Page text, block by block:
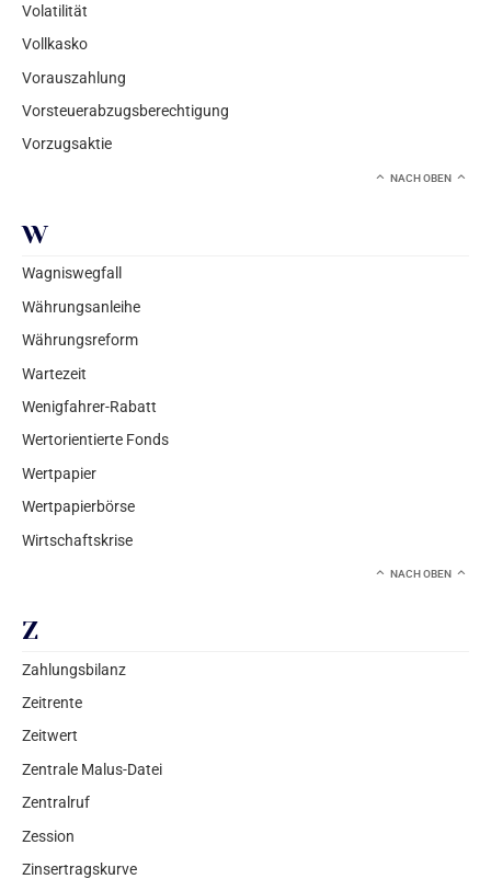
Volatilität
Vollkasko
Vorauszahlung
Vorsteuerabzugsberechtigung
Vorzugsaktie
NACH OBEN
W
Wagniswegfall
Währungsanleihe
Währungsreform
Wartezeit
Wenigfahrer-Rabatt
Wertorientierte Fonds
Wertpapier
Wertpapierbörse
Wirtschaftskrise
NACH OBEN
Z
Zahlungsbilanz
Zeitrente
Zeitwert
Zentrale Malus-Datei
Zentralruf
Zession
Zinsertragskurve